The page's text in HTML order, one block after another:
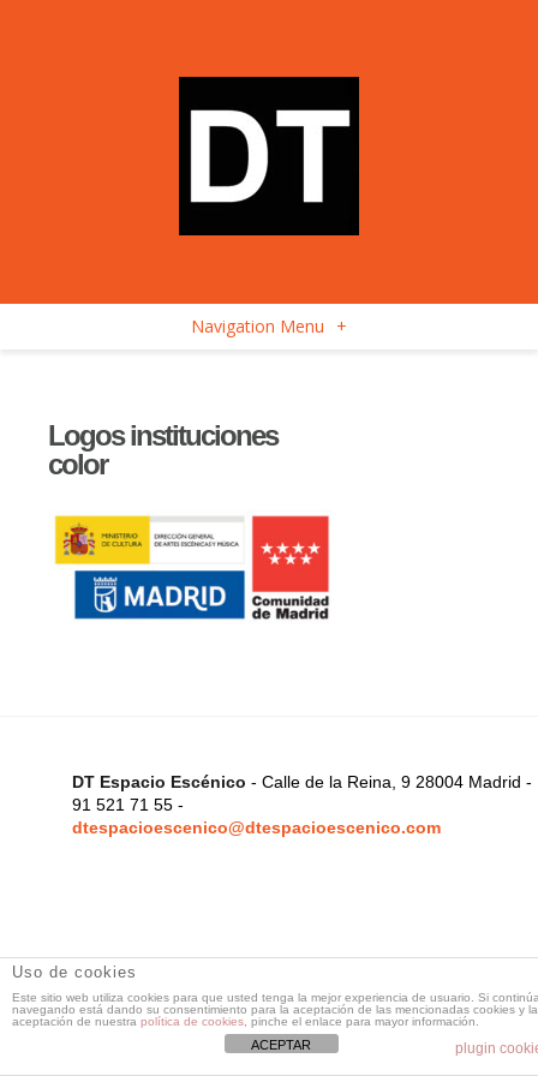
Navigation Menu +
Logos instituciones
color
DT Espacio Escénico - Calle de la Reina, 9 28004 Madrid -
91 521 71 55 -
dtespacioescenico@dtespacioescenico.com
Uso de cookies
Este sitio web utiliza cookies para que usted tenga la mejor experiencia de usuario. Si
navegando está dando su consentimiento para la aceptación de las mencionadas cookies y la
aceptación de nuestra política de cookies , pinche el enlace para mayor información.
plugin
ACEPTAR